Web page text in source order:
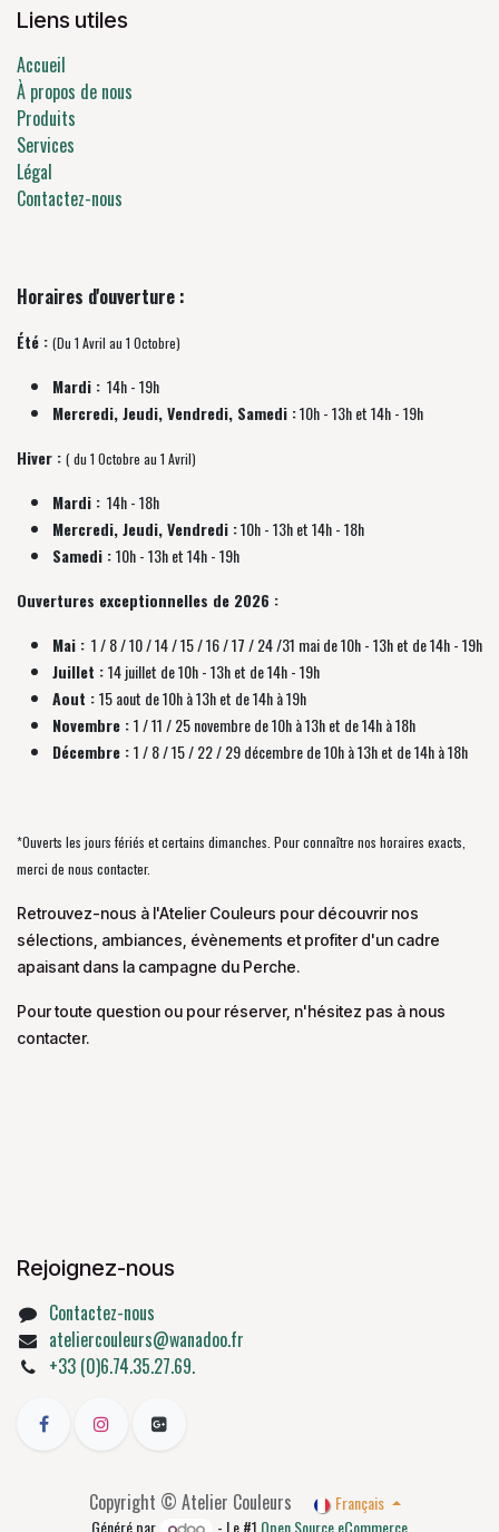
Liens utiles
Accueil
À propos de nous
Produits
Services
Légal
Contactez-nous
Horaires d'ouverture :
Été : (Du 1 Avril au 1 Octobre)
Mardi : 14h - 19h
Mercredi, Jeudi, Vendredi, Samedi :10h - 13h et 14h - 19h
Hiver : ( du 1 Octobre au 1 Avril)
Mardi : 14h - 18h
Mercredi, Jeudi, Vendredi :10h - 13h et 14h - 18h
Samedi :10h - 13h et 14h - 19h
Ouvertures exceptionnelles de 2026 :
Mai : 1 / 8 / 10 / 14 / 15 / 16 / 17 / 24 /31 mai de 10h - 13h et de 14h - 19h
Juillet :14 juillet de 10h - 13h et de 14h - 19h
Aout :15 aout de 10h à 13h et de 14h à 19h
Novembre :1 / 11 / 25 novembre de10h à 13h et de 14h à 18h
Décembre :1 / 8 / 15 / 22 / 29 décembrede10h à 13h et de 14h à 18h
*Ouverts les jours fériés et certains dimanches. Pour connaître nos horaires exacts,
merci de nous contacter.
Retrouvez-nous à l'Atelier Couleurs pour découvrir nos
sélections, ambiances, évènements et profiter d'un cadre
apaisant dans la campagne du Perche.
Pour toute question ou pour réserver, n'hésitez pas à nous
contacter.
Rejoignez-nous
Contactez-nous
ateliercouleurs@wanadoo.fr
+33 (0)6.74.35.27.69.
Copyright © Atelier Couleurs
Français